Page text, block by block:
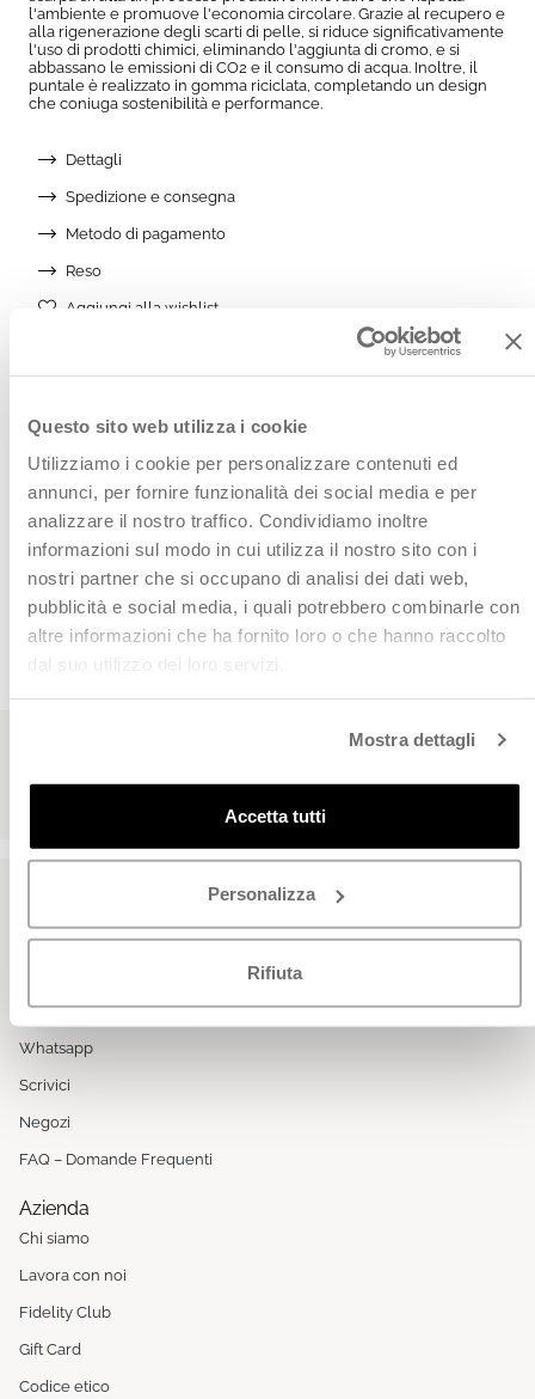
Questo sito web utilizza i cookie
Utilizziamo i cookie per personalizzare contenuti ed
annunci, per fornire funzionalità dei social media e per
analizzare il nostro traffico. Condividiamo inoltre
informazioni sul modo in cui utilizza il nostro sito con i
nostri partner che si occupano di analisi dei dati web,
pubblicità e social media, i quali potrebbero combinarle con
altre informazioni che ha fornito loro o che hanno raccolto
dal suo utilizzo dei loro servizi.
Mostra dettagli
Accetta tutti
Personalizza
Rifiuta
l'ambiente e promuove l'economia circolare. Grazie al recupero e
alla rigenerazione degli scarti di pelle, si riduce significativamente
l'uso di prodotti chimici, eliminando l'aggiunta di cromo, e si
abbassano le emissioni di CO2 e il consumo di acqua. Inoltre, il
puntale è realizzato in gomma riciclata, completando un design
che coniuga sostenibilità e performance.
Dettagli
Spedizione e consegna
Metodo di pagamento
Reso
Aggiungi alla wishlist
Potrebbe piacerti anche:
Vedi anche:
CHI CI HA SCELTO
Leggi le recensioni dei nostri clienti
Siamo qui per te
8:00 - 13:00 / 14:00 - 17:00 (festività escluse)
Servizio clienti Online: 049 9344944
Whatsapp
Scrivici
Negozi
FAQ – Domande Frequenti
Azienda
Chi siamo
Lavora con noi
Fidelity Club
Gift Card
Codice etico